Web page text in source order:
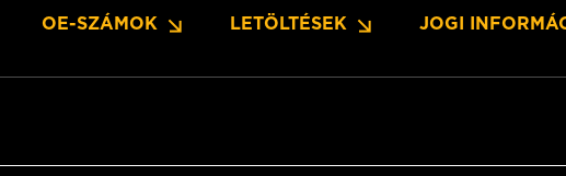
OE-SZÁMOK LETÖLTÉSEK JOGI